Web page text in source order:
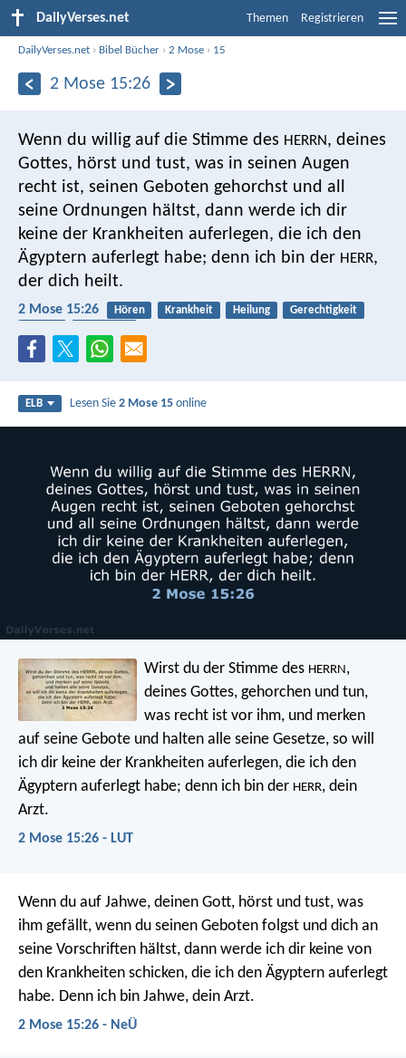
DailyVerses.net Themen Registrieren
DailyVerses.net › Bibel Bücher ›2 Mose › 15
2 Mose 15:26
Wenn du willig auf die Stimme des HERRN, deines
Gottes, hörst und tust, was in seinen Augen
recht ist, seinen Geboten gehorchst und all
seine Ordnungen hältst, dann werde ich dir
keine der Krankheiten auferlegen, die ich den
Ägyptern auferlegt habe; denn ich bin der HERR,
der dich heilt.
2 Mose 15:26 Hören Krankheit Heilung
Gerechtigkeit
ELB Lesen Sie2 Mose 15 online
Wirst du der Stimme des HERRN ,
deines Gottes, gehorchen und tun,
was recht ist vor ihm, und merken
auf seine Gebote und halten alle seine Gesetze, so will
ich dir keine der Krankheiten auferlegen, die ich den
Ägyptern auferlegt habe; denn ich bin der HERR, dein
Arzt.
2 Mose 15:26 - LUT
Wenn du auf Jahwe, deinen Gott, hörst und tust, was
ihm gefällt, wenn du seinen Geboten folgst und dich an
seine Vorschriften hältst, dann werde ich dir keine von
den Krankheiten schicken, die ich den Ägyptern auferlegt
habe. Denn ich bin Jahwe, dein Arzt.
2 Mose 15:26 - NeÜ